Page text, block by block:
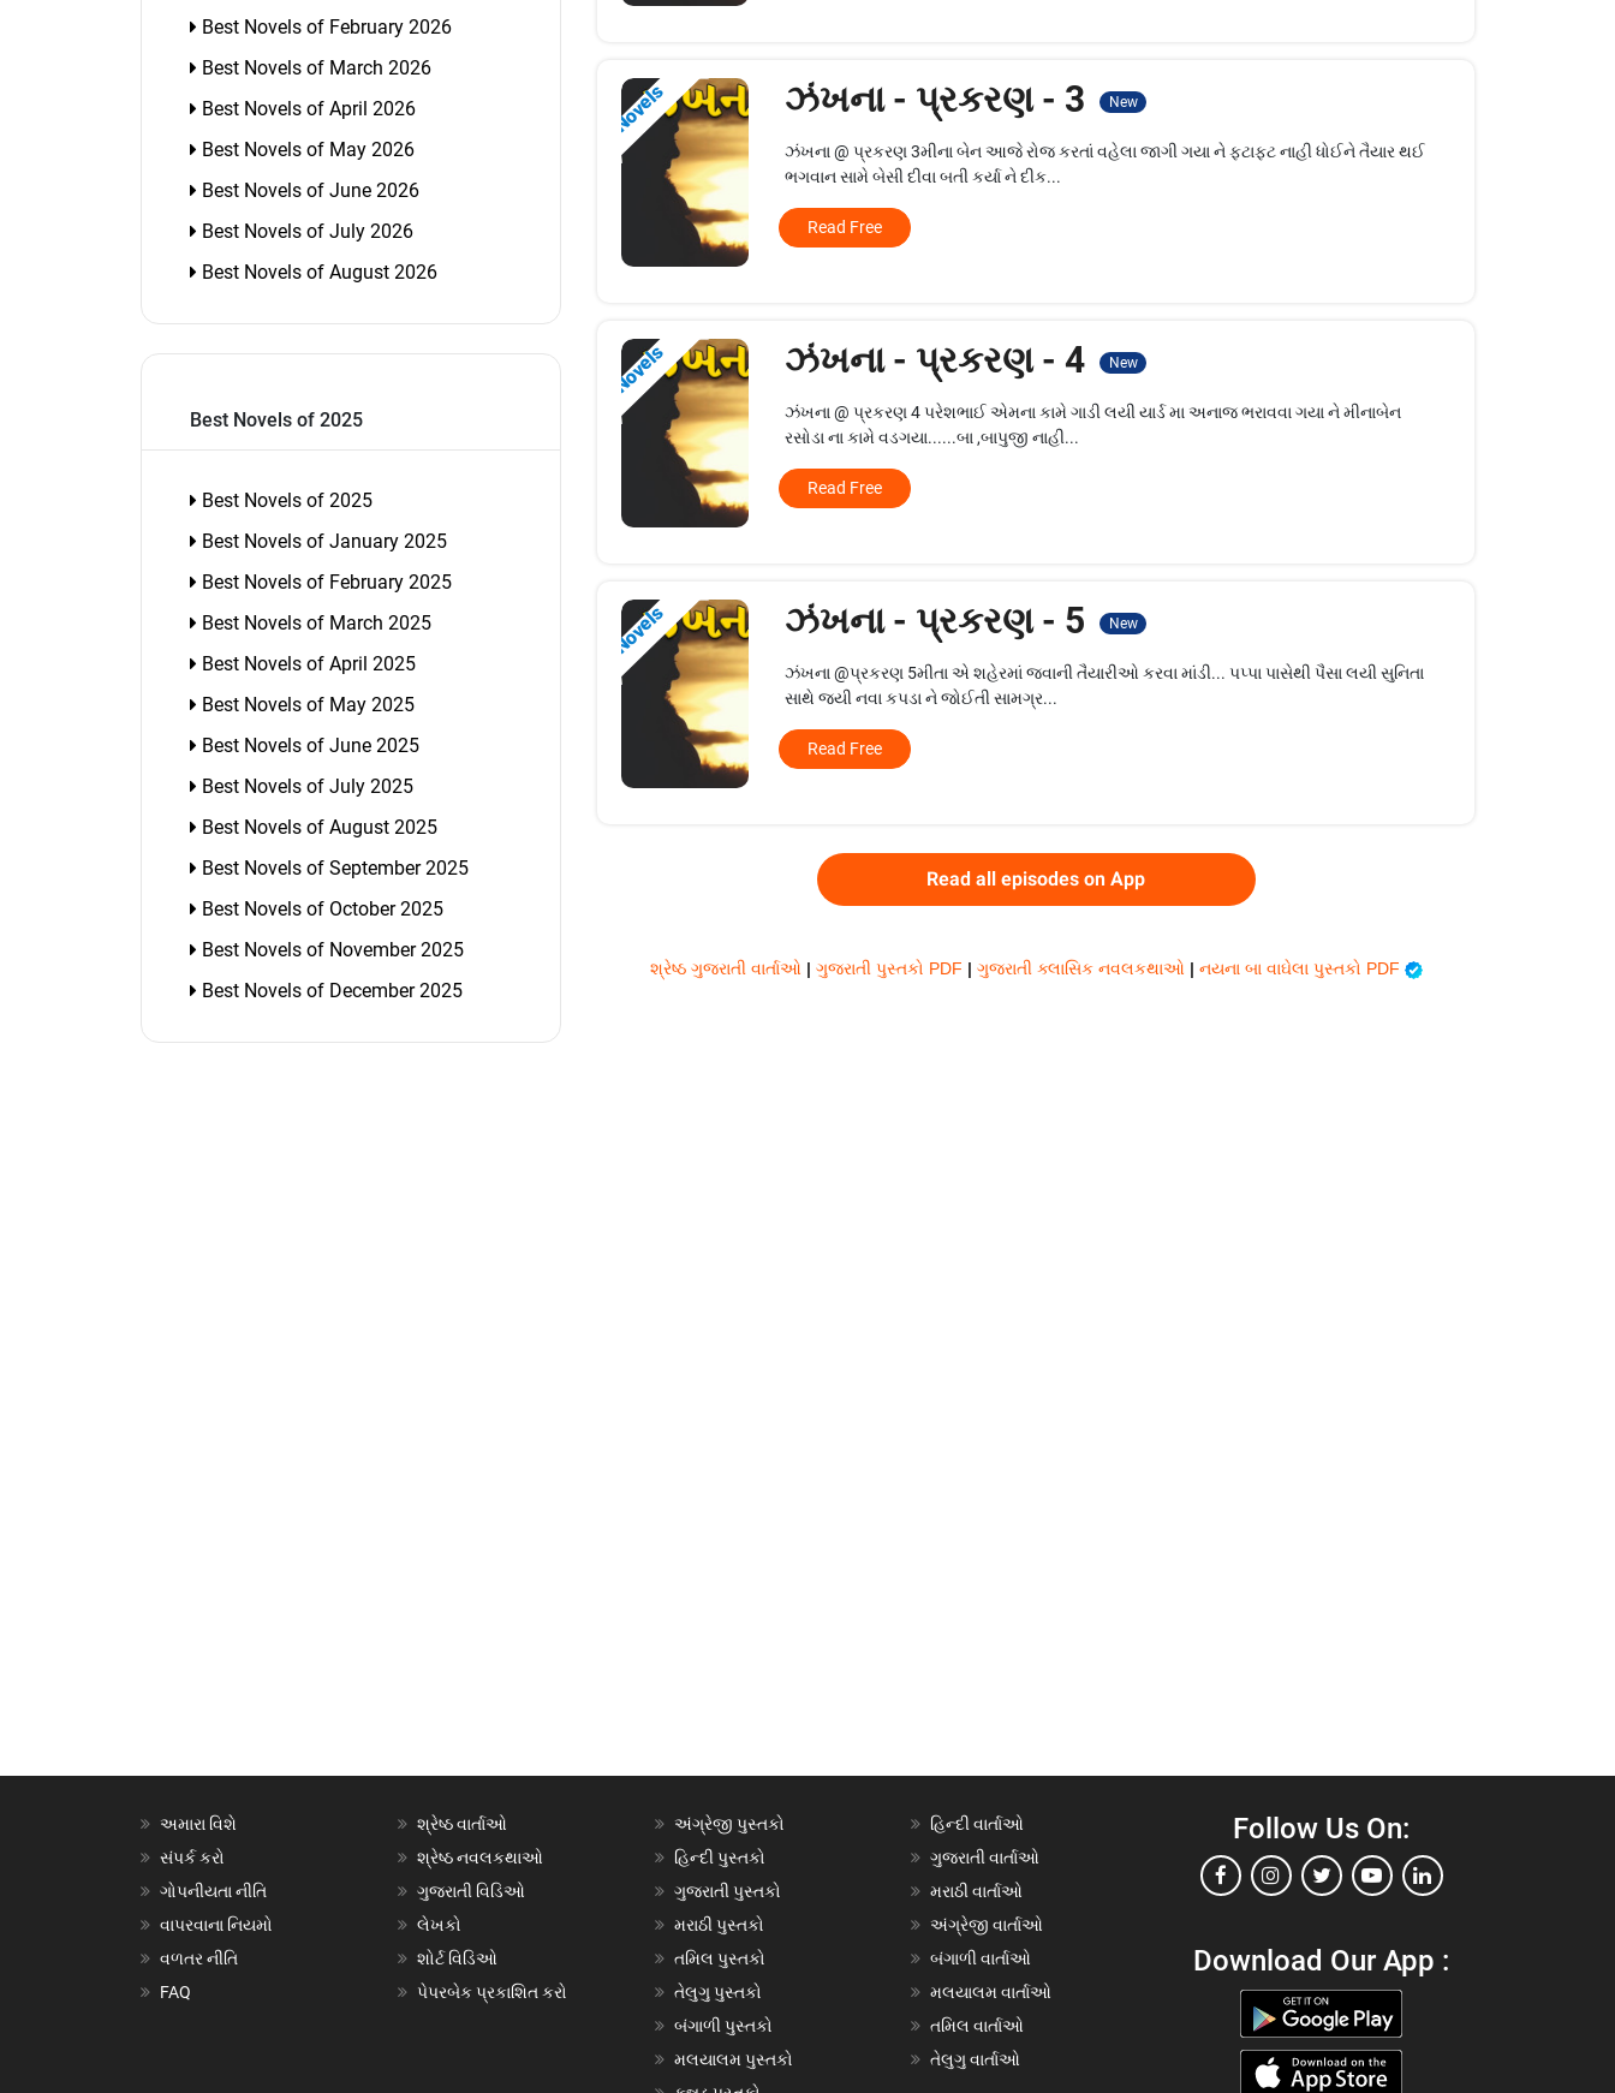
Best Novels of February 2026
Best Novels of March 2026
Best Novels of April 2026
Best Novels of May 2026
Best Novels of June 2026
Best Novels of July 2026
Best Novels of August 2026
Best Novels of 2025
Best Novels of 2025
Best Novels of January 2025
Best Novels of February 2025
Best Novels of March 2025
Best Novels of April 2025
Best Novels of May 2025
Best Novels of June 2025
Best Novels of July 2025
Best Novels of August 2025
Best Novels of September 2025
Best Novels of October 2025
Best Novels of November 2025
Best Novels of December 2025
Novels ઝંખના - પ્રકરણ - 3 New
ઝંખના @ પ્રકરણ 3મીના બેન આજે રોજ કરતાં વહેલા જાગી ગયા ને ફટાફટ નાહી ધોઈને તૈયાર થઈ
ભગવાન સામે બેસી દીવા બતી કર્યા ને દીક...
Read Free
Novels ઝંખના - પ્રકરણ - 4 New
ઝંખના @ પ્રકરણ 4 પરેશભાઈ એમના કામે ગાડી લયી યાર્ડ મા અનાજ ભરાવવા ગયા ને મીનાબેન
રસોડા ના કામે વડગયા......બા ,બાપુજી નાહી...
Read Free
Novels ઝંખના - પ્રકરણ - 5 New
ઝંખના @પ્રકરણ 5મીતા એ શહેરમાં જવાની તૈયારીઓ કરવા માંડી... પપ્પા પાસેથી પૈસા લયી સુનિતા
સાથે જયી નવા કપડા ને જોઈતી સામગ્ર...
Read Free
Read all episodes on App
શ્રેષ્ઠ ગુજરાતી વાર્તાઓ | ગુજરાતી પુસ્તકો PDF | ગુજરાતી ક્લાસિક નવલકથાઓ | નયના બા વાઘેલા પુસ્તકો PDF
અમારા વિશે
સંપર્ક કરો
ગોપનીયતા નીતિ
વાપરવાના નિયમો
વળતર નીતિ
FAQ
શ્રેષ્ઠ વાર્તાઓ
શ્રેષ્ઠ નવલકથાઓ
ગુજરાતી વિડિઓ
લેખકો
શોર્ટ વિડિઓ
પેપરબેક પ્રકાશિત કરો
અંગ્રેજી પુસ્તકો
હિન્દી પુસ્તકો
ગુજરાતી પુસ્તકો
મરાઠી પુસ્તકો
તમિલ પુસ્તકો
તેલુગુ પુસ્તકો
બંગાળી પુસ્તકો
મલયાલમ પુસ્તકો
હિન્દી વાર્તાઓ
ગુજરાતી વાર્તાઓ
મરાઠી વાર્તાઓ
અંગ્રેજી વાર્તાઓ
બંગાળી વાર્તાઓ
મલયાલમ વાર્તાઓ
તમિલ વાર્તાઓ
તેલુગુ વાર્તાઓ
Follow Us On:
Download Our App :